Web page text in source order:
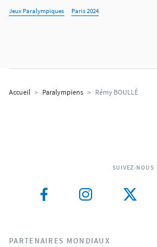
Jeux Paralympiques Paris 2024
Accueil > Paralympiens > Rémy BOULLÉ
SUIVEZ-NOUS
PARTENAIRES MONDIAUX